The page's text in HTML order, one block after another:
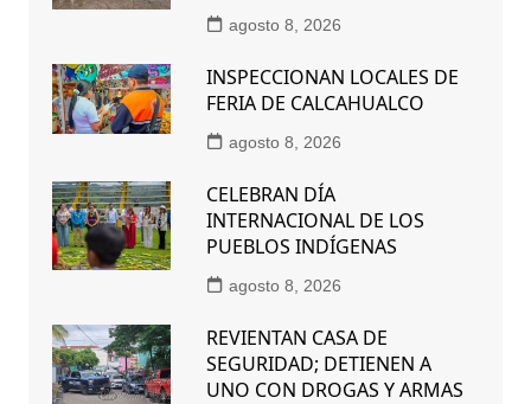
agosto 8, 2026
INSPECCIONAN LOCALES DE
FERIA DE CALCAHUALCO
agosto 8, 2026
CELEBRAN DÍA
INTERNACIONAL DE LOS
PUEBLOS INDÍGENAS
agosto 8, 2026
REVIENTAN CASA DE
SEGURIDAD; DETIENEN A
UNO CON DROGAS Y ARMAS